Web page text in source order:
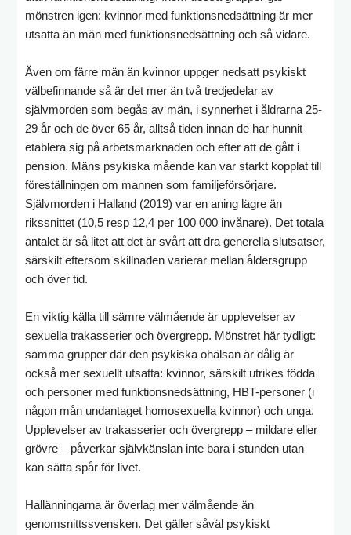
mönstren igen: kvinnor med funktionsnedsättning är mer
utsatta än män med funktionsnedsättning och så vidare.
Även om färre män än kvinnor uppger nedsatt psykiskt
välbefinnande så är det mer än två tredjedelar av
självmorden som begås av män, i synnerhet i åldrarna 25-
29 år och de över 65 år, alltså tiden innan de har hunnit
etablera sig på arbetsmarknaden och efter att de gått i
pension. Mäns psykiska mående kan var starkt kopplat till
föreställningen om mannen som familjeförsörjare.
Självmorden i Halland (2019) var en aning lägre än
rikssnittet (10,5 resp 12,4 per 100 000 invånare). Det totala
antalet är så litet att det är svårt att dra generella slutsatser,
särskilt eftersom skillnaden varierar mellan åldersgrupp
och över tid.
En viktig källa till sämre välmående är upplevelser av
sexuella trakasserier och övergrepp. Mönstret här tydligt:
samma grupper där den psykiska ohälsan är dålig är
också mer sexuellt utsatta: kvinnor, särskilt utrikes födda
och personer med funktionsnedsättning, HBT-personer (i
någon mån undantaget homosexuella kvinnor) och unga.
Upplevelser av trakasserier och övergrepp – mildare eller
grövre – påverkar självkänslan inte bara i stunden utan
kan sätta spår för livet.
Hallänningarna är överlag mer välmående än
genomsnittssvensken. Det gäller såväl psykiskt